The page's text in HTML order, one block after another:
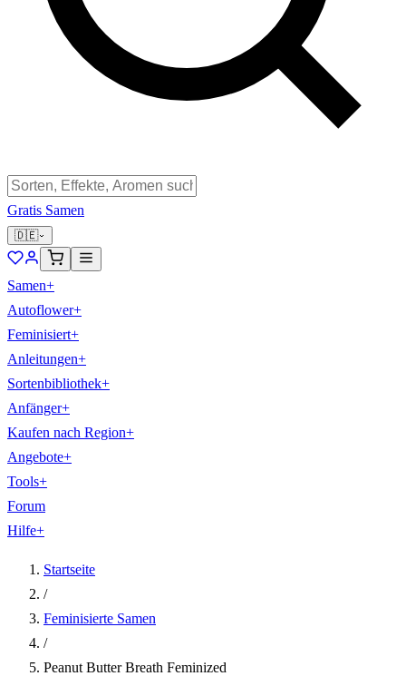
Gratis Samen
🇩🇪
Samen+
Autoflower+
Feminisiert+
Anleitungen+
Sortenbibliothek+
Anfänger+
Kaufen nach Region+
Angebote+
Tools+
Forum
Hilfe+
Startseite
/
Feminisierte Samen
/
Peanut Butter Breath Feminized